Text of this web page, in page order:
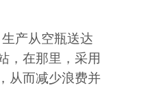
产从空瓶送达
，在那里，采用
从而减少浪费并